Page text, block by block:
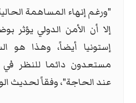
"ورغم إنهاء المساهمة
إلا أن الأمن الدولي يؤثر
إستونيا أيضاً، وهذا هو
مستعدون دائما للنظر في
عند الحاجة"، وفقاً لحديث